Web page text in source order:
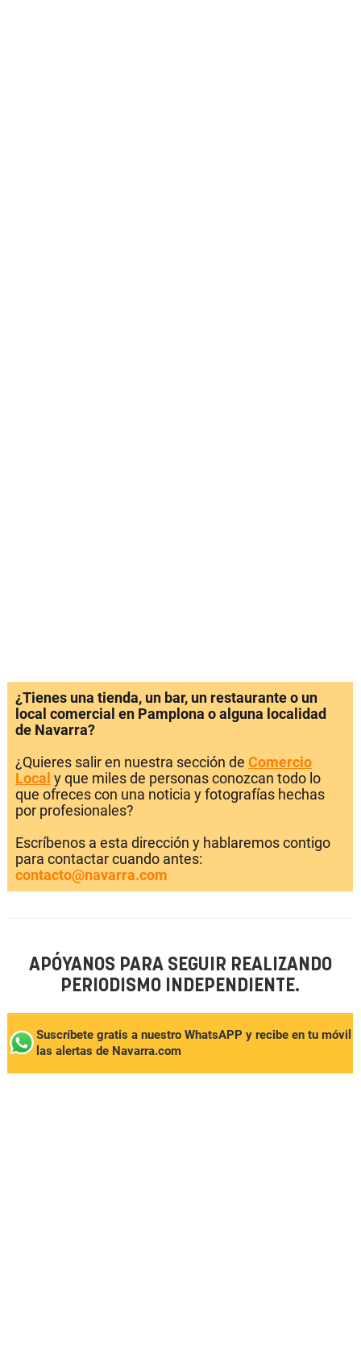
¿Tienes una tienda, un bar, un restaurante o un
local comercial en Pamplona o alguna localidad
de Navarra?
¿Quieres salir en nuestra sección de Comercio
Local y que miles de personas conozcan todo lo
que ofreces con una noticia y fotografías hechas
por profesionales?
Escríbenos a esta dirección y hablaremos contigo
para contactar cuando antes:
contacto@navarra.com
APÓYANOS PARA SEGUIR REALIZANDO
PERIODISMO INDEPENDIENTE.
Suscríbete gratis a nuestro WhatsAPP y recibe en tu móvil
las alertas de Navarra.com